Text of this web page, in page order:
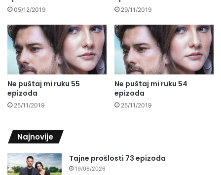
05/12/2019 29/11/2019
Ne puštaj mi ruku 55
epizoda
25/11/2019
Ne puštaj mi ruku 54
epizoda
25/11/2019
Najnovije
Tajne prošlosti 73 epizoda
19/06/2026